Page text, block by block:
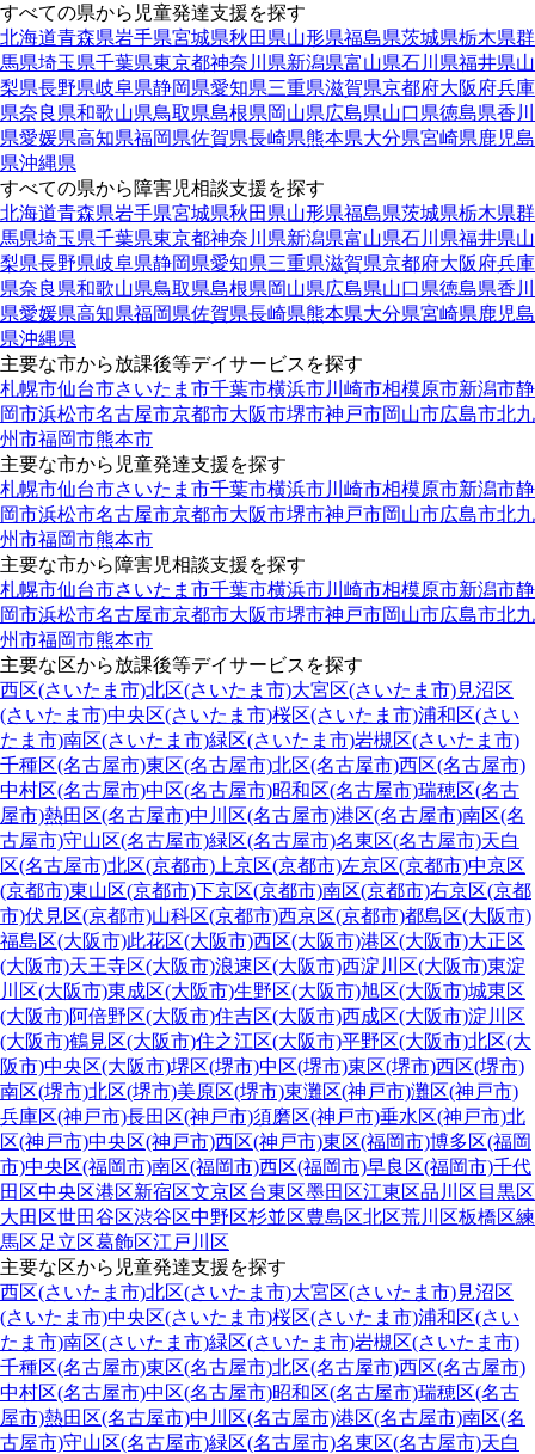
すべての県から児童発達支援を探す
北海道青森県岩手県宮城県秋田県山形県福島県茨城県栃木県群
馬県埼玉県千葉県東京都神奈川県新潟県富山県石川県福井県山
梨県長野県岐阜県静岡県愛知県三重県滋賀県京都府大阪府兵庫
県奈良県和歌山県鳥取県島根県岡山県広島県山口県徳島県香川
県愛媛県高知県福岡県佐賀県長崎県熊本県大分県宮崎県鹿児島
県沖縄県
すべての県から障害児相談支援を探す
北海道青森県岩手県宮城県秋田県山形県福島県茨城県栃木県群
馬県埼玉県千葉県東京都神奈川県新潟県富山県石川県福井県山
梨県長野県岐阜県静岡県愛知県三重県滋賀県京都府大阪府兵庫
県奈良県和歌山県鳥取県島根県岡山県広島県山口県徳島県香川
県愛媛県高知県福岡県佐賀県長崎県熊本県大分県宮崎県鹿児島
県沖縄県
主要な市から放課後等デイサービスを探す
札幌市仙台市さいたま市千葉市横浜市川崎市相模原市新潟市静
岡市浜松市名古屋市京都市大阪市堺市神戸市岡山市広島市北九
州市福岡市熊本市
主要な市から児童発達支援を探す
札幌市仙台市さいたま市千葉市横浜市川崎市相模原市新潟市静
岡市浜松市名古屋市京都市大阪市堺市神戸市岡山市広島市北九
州市福岡市熊本市
主要な市から障害児相談支援を探す
札幌市仙台市さいたま市千葉市横浜市川崎市相模原市新潟市静
岡市浜松市名古屋市京都市大阪市堺市神戸市岡山市広島市北九
州市福岡市熊本市
主要な区から放課後等デイサービスを探す
西区(さいたま市)北区(さいたま市)大宮区(さいたま市)見沼区
(さいたま市)中央区(さいたま市)桜区(さいたま市)浦和区(さい
たま市)南区(さいたま市)緑区(さいたま市)岩槻区(さいたま市)
千種区(名古屋市)東区(名古屋市)北区(名古屋市)西区(名古屋市)
中村区(名古屋市)中区(名古屋市)昭和区(名古屋市)瑞穂区(名古
屋市)熱田区(名古屋市)中川区(名古屋市)港区(名古屋市)南区(名
古屋市)守山区(名古屋市)緑区(名古屋市)名東区(名古屋市)天白
区(名古屋市)北区(京都市) 上京区(京都市)左京区(京都市)中京区
(京都市)東山区(京都市)下京区(京都市)南区(京都市)右京区(京都
市)伏見区(京都市)山科区(京都市)西京区(京都市)都島区(大阪市)
福島区(大阪市)此花区(大阪市)西区(大阪市)港区(大阪市)大正区
(大阪市)天王寺区(大阪市)浪速区(大阪市)西淀川区(大阪市)東淀
川区(大阪市)東成区(大阪市)生野区(大阪市)旭区(大阪市)城東区
(大阪市)阿倍野区(大阪市)住吉区(大阪市)西成区(大阪市)淀川区
(大阪市)鶴見区(大阪市)住之江区(大阪市)平野区(大阪市)北区(大
阪市)中央区(大阪市)堺区(堺市)中区(堺市)東区(堺市)西区(堺市)
南区(堺市)北区(堺市)美原区(堺市)東灘区(神戸市)灘区(神戸市)
兵庫区(神戸市)長田区(神戸市)須磨区(神戸市)垂水区(神戸市)北
区(神戸市)中央区(神戸市)西区(神戸市)東区(福岡市)博多区(福岡
市)中央区(福岡市)南区(福岡市)西区(福岡市)早良区(福岡市)千代
田区中央区港区新宿区文京区台東区墨田区江東区品川区 目黒区
大田区世田谷区渋谷区中野区杉並区豊島区北区荒川区板橋区練
馬区足立区葛飾区江戸川区
主要な区から児童発達支援を探す
西区(さいたま市)北区(さいたま市)大宮区(さいたま市)見沼区
(さいたま市)中央区(さいたま市)桜区(さいたま市)浦和区(さい
たま市)南区(さいたま市)緑区(さいたま市)岩槻区(さいたま市)
千種区(名古屋市)東区(名古屋市)北区(名古屋市)西区(名古屋市)
中村区(名古屋市)中区(名古屋市)昭和区(名古屋市)瑞穂区(名古
屋市)熱田区(名古屋市)中川区(名古屋市)港区(名古屋市)南区(名
古屋市)守山区(名古屋市)緑区(名古屋市)名東区(名古屋市)天白